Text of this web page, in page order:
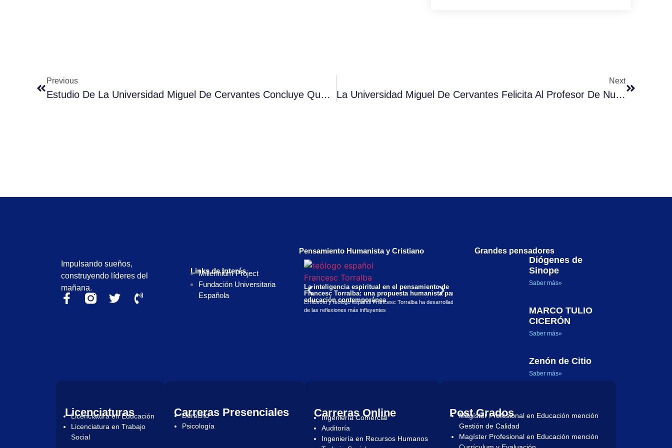
Previous
Estudio De La Universidad Miguel De Cervantes Concluye Que Chile No Vive Una Crisis Democrática, Pero Detecta Retrocesos En Áreas Relevantes
Next
La Universidad Miguel De Cervantes Felicita Al Profesor De Nuestra Institución Sr. Cristián Pertuzé Por Su Reelección Al Consejo Del INDH
Impulsando sueños,
construyendo líderes del
mañana.
Links de Interés
Millennium Project
Fundación Universitaria
Española
Pensamiento Humanista y Cristiano
La inteligencia espiritual en el pensamiento de
Francesc Torralba: una propuesta humanista para la
educación contemporánea
El filósofo y teólogo español Francesc Torralba ha desarrollado una
de las reflexiones más influyentes
Justicia, dignidad y posibilidades humanas: el
enfoque de las capacidades en la filosofía política de
Grandes pensadores
Diógenes de
Sinope
Saber más»
MARCO TULIO
CICERÓN
Saber más»
Zenón de Citio
Saber más»
Licenciaturas
Licenciatura en Educación
Licenciatura en Trabajo
Social
Carreras Presenciales
Derecho
Psicología
Carreras Online
Ingeniería Comercial
Auditoría
Ingeniería en Recursos Humanos
Post Grados
Magíster Profesional en Educación mención
Gestión de Calidad
Magíster Profesional en Educación mención